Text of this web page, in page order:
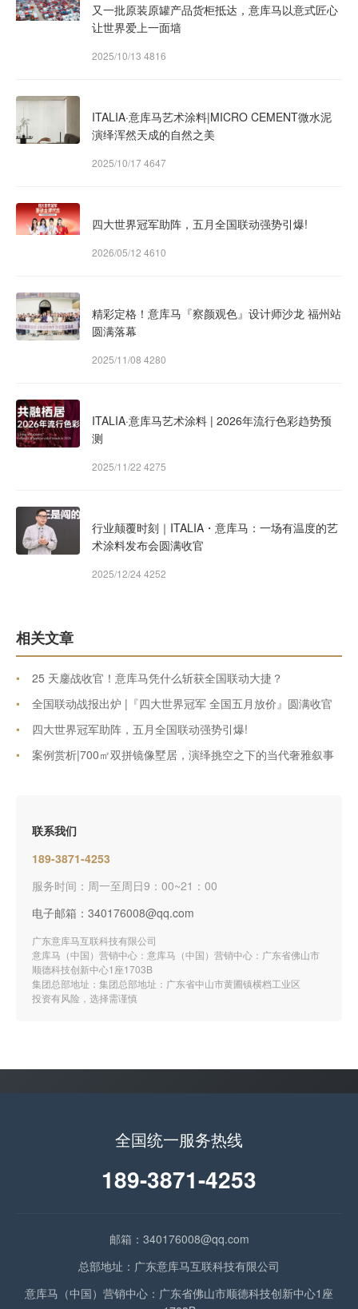
又一批原装原罐产品货柜抵达，意库马以意式匠心
让世界爱上一面墙
2025/10/13 4816
ITALIA·意库马艺术涂料|MICRO CEMENT微水泥
演绎浑然天成的自然之美
2025/10/174647
四大世界冠军助阵，五月全国联动强势引爆!
2026/05/12 4610
精彩定格！意库马『察颜观色』设计师沙龙 福州站
圆满落幕
2025/11/08 4280
ITALIA·意库马艺术涂料 | 2026年流行色彩趋势预
测
2025/11/22 4275
行业颠覆时刻｜ITALIA・意库马：一场有温度的艺
术涂料发布会圆满收官
2025/12/24 4252
相关文章
•
25 天鏖战收官！意库马凭什么斩获全国联动大捷？
•
全国联动战报出炉 |『四大世界冠军 全国五月放价』圆满收官
•
四大世界冠军助阵，五月全国联动强势引爆!
•
案例赏析|700㎡双拼镜像墅居，演绎挑空之下的当代奢雅叙事
联系我们
189-3871-4253
服务时间：周一至周日9：00~21：00
电子邮箱：340176008@qq.com
广东意库马互联科技有限公司
意库马（中国）营销中心：意库马（中国）营销中心：广东省佛山市
顺德科技创新中心1座1703B
集团总部地址：集团总部地址：广东省中山市黄圃镇横档工业区
投资有风险，选择需谨慎
全国统一服务热线
189-3871-4253
邮箱：340176008@qq.com
总部地址：广东意库马互联科技有限公司
意库马（中国）营销中心：广东省佛山市顺德科技创新中心1座